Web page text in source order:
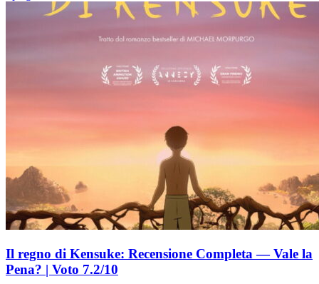
Il regno di Kensuke: Recensione Completa — Vale la
Pena? | Voto 7.2/10